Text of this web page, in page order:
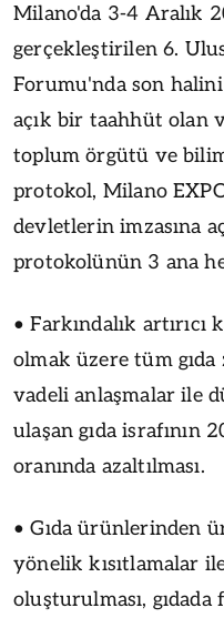
Milano'da 3-4 Aralık
gerçekleştirilen 6.
Forumu'nda son halini
açık bir taahhüt olan
toplum örgütü ve bilim
protokol, Milano
devletlerin imzasına
protokolünün 3 ana
• Farkındalık
olmak üzere tüm
vadeli anlaşmalar ile
ulaşan gıda israfının
oranında azaltılması.
• Gıda ürünlerinden
yönelik kısıtlamalar
oluşturulması,